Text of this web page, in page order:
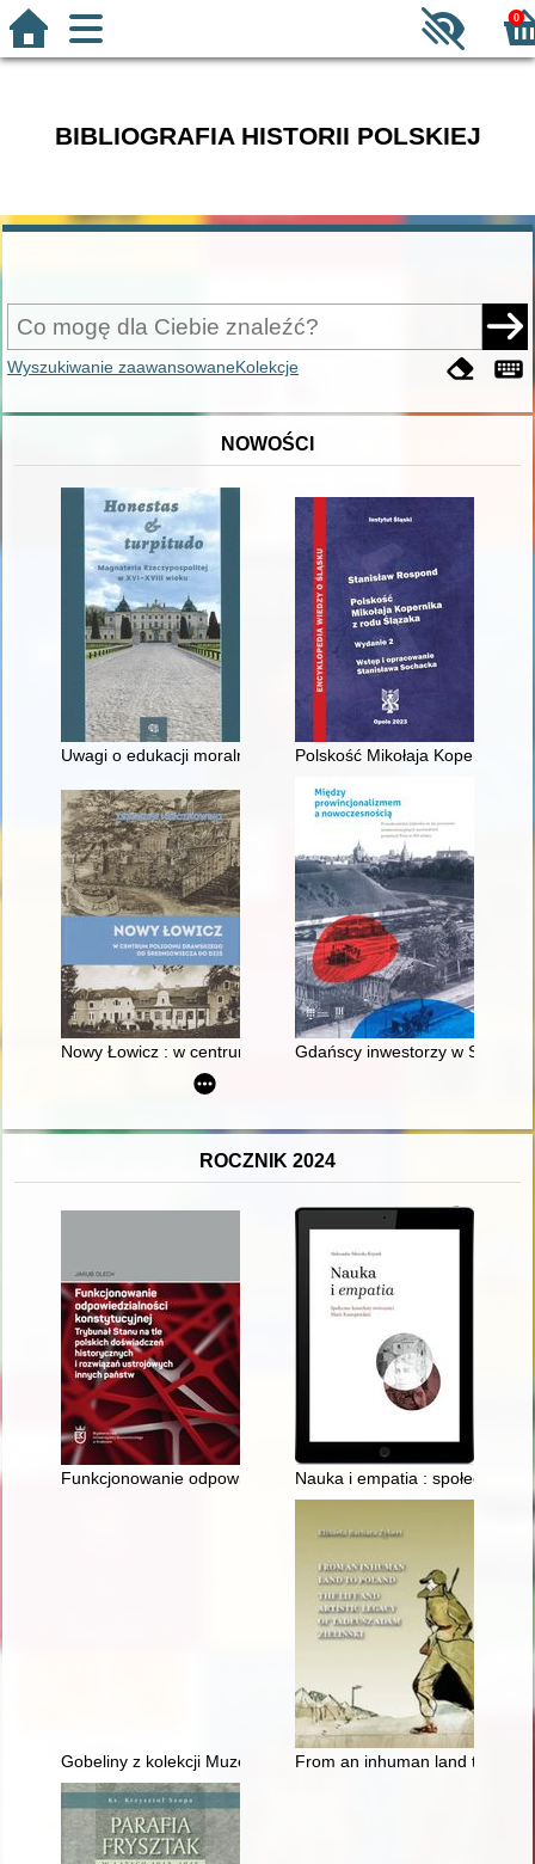
0
BIBLIOGRAFIA HISTORII POLSKIEJ
Wyszukiwanie zaawansowaneKolekcje
NOWOŚCI
Uwagi o edukacji moralnej synów szlacheckich w XVI-
Polskość Mikołaja Kopernika z
Nowy Łowicz : w centrum poligonu drawskiego od
Gdańscy inwestorzy w
ROCZNIK 2024
Funkcjonowanie odpowiedzialności konstytucyjnej :
Nauka i empatia : społeczne
Gobeliny z kolekcji Muzeum Jana Kochanowskiego w
From an inhuman land to